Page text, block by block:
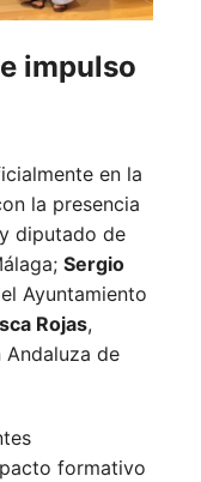
impulso
en la
la presencia
diputado de
Sergio
Ayuntamiento
Rojas,
Andaluza de
formativo